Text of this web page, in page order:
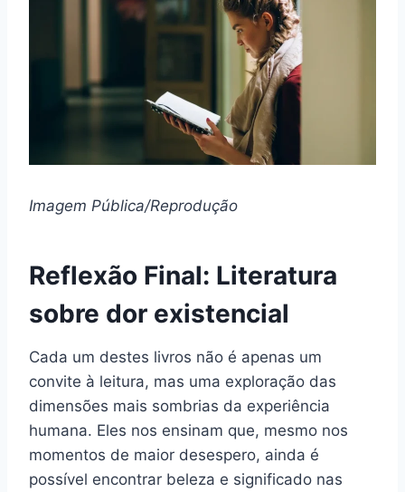
Imagem Pública/Reprodução
Reflexão Final: Literatura
sobre dor existencial
Cada um destes livros não é apenas um
convite à leitura, mas uma exploração das
dimensões mais sombrias da experiência
humana. Eles nos ensinam que, mesmo nos
momentos de maior desespero, ainda é
possível encontrar beleza e significado nas